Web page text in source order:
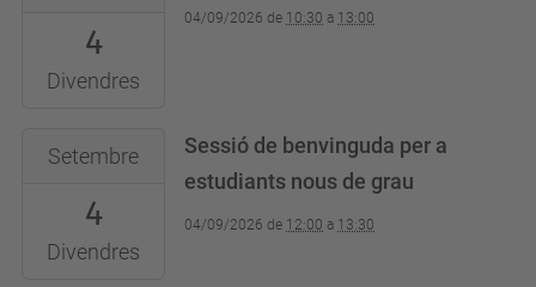
4
Divendres
04/09/2026 de 10:30 a 13:00
Setembre
4
Divendres
Sessió de benvinguda per a
estudiants nous de grau
04/09/2026 de 12:00 a 13:30